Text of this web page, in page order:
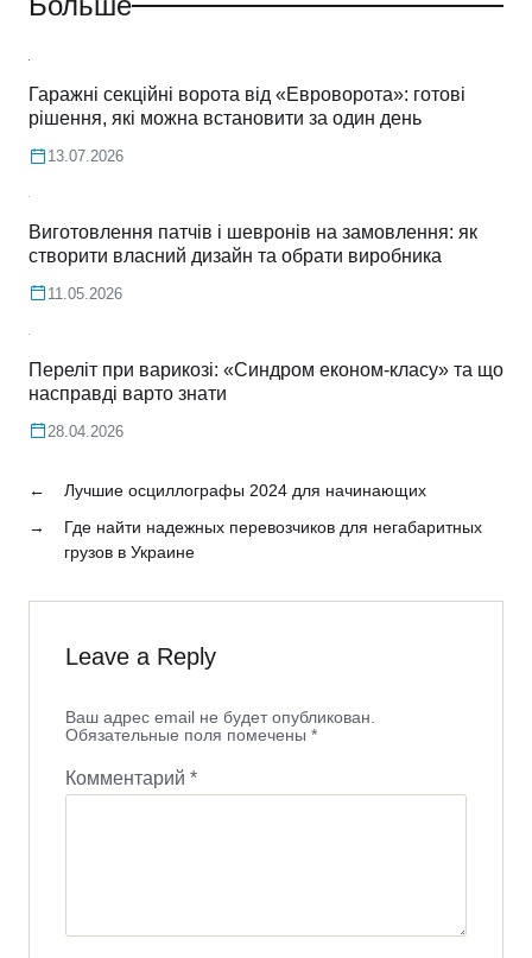
Гаражні секційні ворота від «Евроворота»: готові
рішення, які можна встановити за один день
13.07.2026
Виготовлення патчів і шевронів на замовлення: як
створити власний дизайн та обрати виробника
11.05.2026
Переліт при варикозі: «Синдром економ-класу» та що
насправді варто знати
28.04.2026
←
Лучшие осциллографы 2024 для начинающих
→
Где найти надежных перевозчиков для негабаритных
грузов в Украине
Leave a Reply
Ваш адрес email не будет опубликован.
Обязательные поля помечены *
Комментарий *